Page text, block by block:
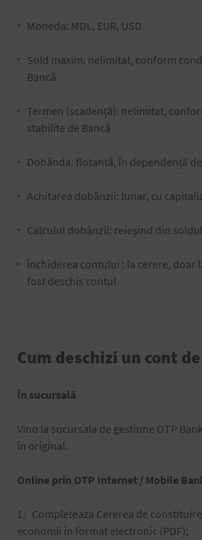
Moneda: MDL, EUR, USD
Sold maxim: nelimitat, conform
Bancă
Termen (scadență): nelimitat,
stabilite de Bancă
Dobânda: flotantă, în dependență
Achitarea dobânzii: lunar, cu
Calculul dobânzii: reieșind din
Închiderea contului : la cerere, doar
fost deschis contul
Cum deschizi un cont
În sucursală
Vino la sucursala de gestiune OTP
în original.
Online prin OTP Internet / Mobile
Completeaza Cererea de
economii in format electronic (PDF);